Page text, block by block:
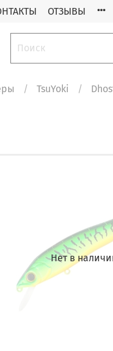
ОТЗЫВЫ
TsuYoki
Нет в